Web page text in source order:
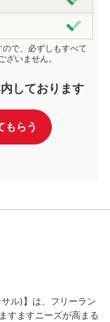
で、必ずしもすべて
いません。
しております
もらう
ル)】は、フリーラン
すますニーズが高まる